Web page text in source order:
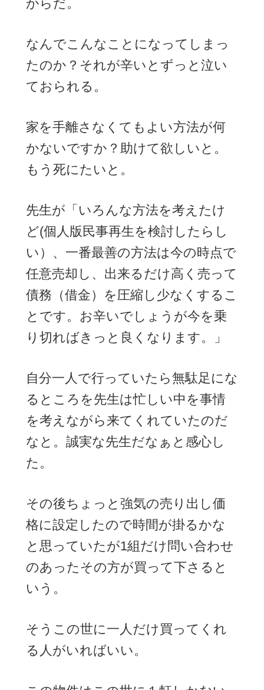
からだ。
なんでこんなことになってしまっ
たのか？それが辛いとずっと泣い
ておられる。
家を手離さなくてもよい方法が何
かないですか？助けて欲しいと。
もう死にたいと。
先生が「いろんな方法を考えたけ
ど(個人版民事再生を検討したらし
い）、一番最善の方法は今の時点で
任意売却し、出来るだけ高く売って
債務（借金）を圧縮し少なくするこ
とです。お辛いでしょうが今を乗
り切ればきっと良くなります。」
自分一人で行っていたら無駄足にな
るところを先生は忙しい中を事情
を考えながら来てくれていたのだ
なと。誠実な先生だなぁと感心し
た。
その後ちょっと強気の売り出し価
格に設定したので時間が掛るかな
と思っていたが1組だけ問い合わせ
のあったその方が買って下さると
いう。
そうこの世に一人だけ買ってくれ
る人がいればいい。